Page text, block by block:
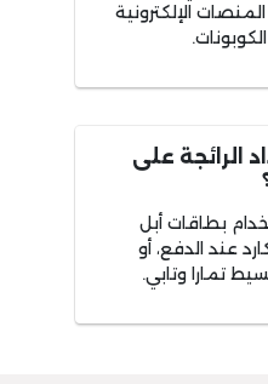
الإلكترونية
الرائجة على
بطاقات أبل
عند الدفع، أو
تمارا وتابي.